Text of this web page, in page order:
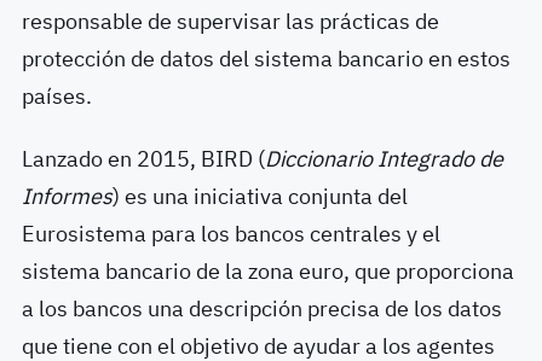
responsable de supervisar las prácticas de
protección de datos del sistema bancario en estos
países.
Lanzado en 2015, BIRD (Diccionario Integrado de
Informes) es una iniciativa conjunta del
Eurosistema para los bancos centrales y el
sistema bancario de la zona euro, que proporciona
a los bancos una descripción precisa de los datos
que tiene con el objetivo de ayudar a los agentes